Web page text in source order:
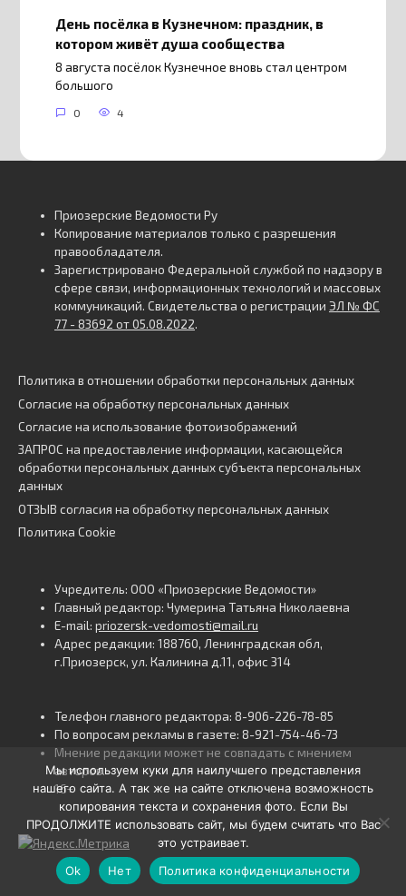
День посёлка в Кузнечном: праздник, в
котором живёт душа сообщества
8 августа посёлок Кузнечное вновь стал центром
большого
0 4
Приозерские Ведомости Ру
Копирование материалов только с разрешения
правообладателя.
Зарегистрировано Федеральной службой по надзору в
сфере связи, информационных технологий и массовых
коммуникаций. Свидетельства о регистрации ЭЛ № ФС
77 - 83692 от 05.08.2022.
Политика в отношении обработки персональных данных
Согласие на обработку персональных данных
Согласие на использование фотоизображений
ЗАПРОС на предоставление информации, касающейся
обработки персональных данных субъекта персональных
данных
ОТЗЫВ согласия на обработку персональных данных
Политика Cookie
Учредитель: ООО «Приозерские Ведомости»
Главный редактор: Чумерина Татьяна Николаевна
E-mail: priozersk-vedomosti@mail.ru
Адрес редакции: 188760, Ленинградская обл,
г.Приозерск, ул. Калинина д.11, офис 314
Телефон главного редактора: 8-906-226-78-85
По вопросам рекламы в газете: 8-921-754-46-73
Мнение редакции может не совпадать с мнением
авторов.
16+
Мы используем куки для наилучшего представления
нашего сайта. А так же на сайте отключена возможность
копирования текста и сохранения фото. Если Вы
ПРОДОЛЖИТЕ использовать сайт, мы будем считать что Вас
это устраивает.
Ok
Нет Политика конфиденциальности